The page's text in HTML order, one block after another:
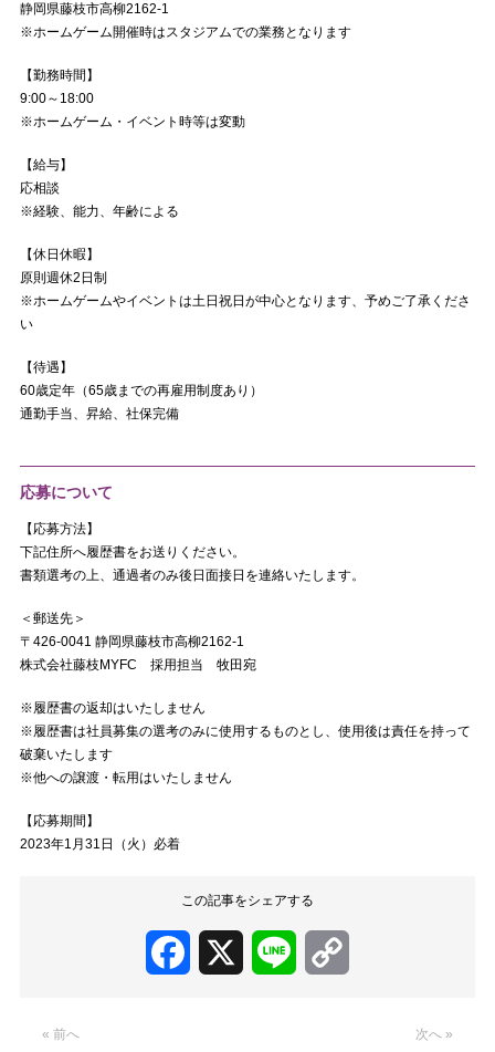
静岡県藤枝市高柳2162-1
※ホームゲーム開催時はスタジアムでの業務となります
【勤務時間】
9:00～18:00
※ホームゲーム・イベント時等は変動
【給与】
応相談
※経験、能力、年齢による
【休日休暇】
原則週休2日制
※ホームゲームやイベントは土日祝日が中心となります、予めご了承くださ
い
【待遇】
60歳定年（65歳までの再雇用制度あり）
通勤手当、昇給、社保完備
応募について
【応募方法】
下記住所へ履歴書をお送りください。
書類選考の上、通過者のみ後日面接日を連絡いたします。
＜郵送先＞
〒426-0041 静岡県藤枝市高柳2162-1
株式会社藤枝MYFC 採用担当 牧田宛
※履歴書の返却はいたしません
※履歴書は社員募集の選考のみに使用するものとし、使用後は責任を持って
破棄いたします
※他への譲渡・転用はいたしません
【応募期間】
2023年1月31日（火）必着
この記事をシェアする
Facebook Line
« 前へ 次へ »